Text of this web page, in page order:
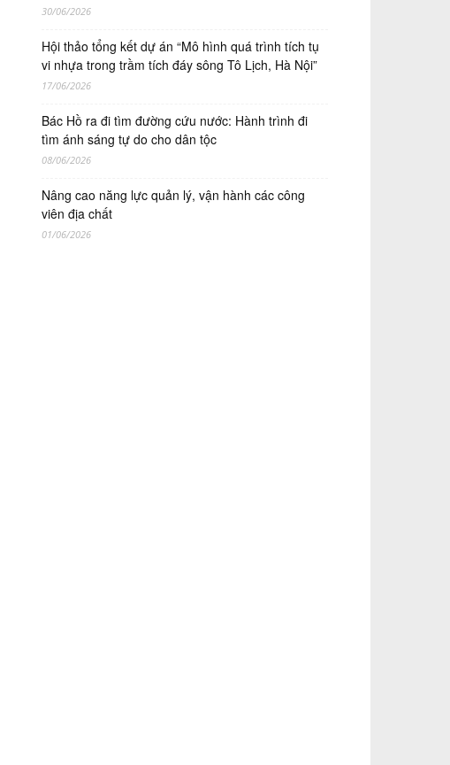
30/06/2026
Hội thảo tổng kết dự án “Mô hình quá trình tích tụ
vi nhựa trong trầm tích đáy sông Tô Lịch, Hà Nội”
17/06/2026
Bác Hồ ra đi tìm đường cứu nước: Hành trình đi
tìm ánh sáng tự do cho dân tộc
08/06/2026
Nâng cao năng lực quản lý, vận hành các công
viên địa chất
01/06/2026